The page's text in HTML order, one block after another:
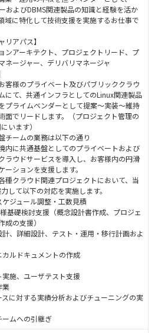
およびDBMS関連製品の知識と経験を活か
域に特化して技術支援を実施するお仕事で
リアパス】
ンアーキテクト、プロジェクトリード、プ
ネージャー、デリバリマネージャ
客様のプライベート及びパブリッククラウ
にて、共通インフラとしてのLinux関連製品
プライムベンダーとして提案～実装～維持
面でリードします。（プロジェクト管理の
います）
チームの業務は以下の通り
内に共通基盤としてのプライベートおよび
ラウドサービスを導入し、お客様内の円滑
ーションを支援します。
種クラウド関連プロジェクトにおいて、当
して以下の対応を実施します。
ジュール調整・工数見積
礎検討支援（概念設計書作成、プロジェ
成の支援）
詳細設計、テスト・運用・移行計画およ
ルドキュメントの作成
施、ユーザテスト支援
に対する実績分析およびチューニングの実
ムへの引継ぎ